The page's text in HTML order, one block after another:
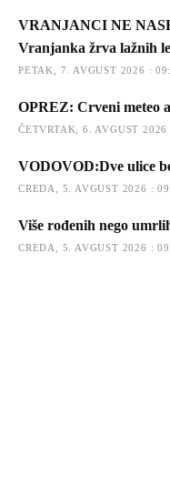
VRANJANCI NE
Vranjanka žrva lažnih
PETAK, 7. AVGUST 2026 :
OPREZ: Crveni meteo
ČETVRTAK, 6. AVGUST
VODOVOD:Dve ulice
CREDA, 5. AVGUST 2026 :
Više rođenih nego
CREDA, 5. AVGUST 2026 :